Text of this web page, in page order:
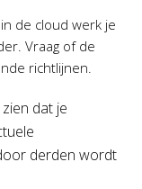
de cloud werk je
Vraag of de
richtlijnen.
dat je
derden wordt